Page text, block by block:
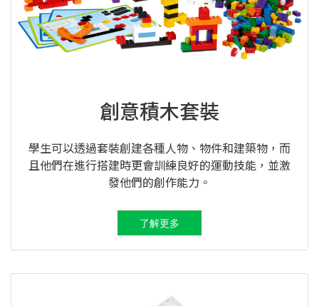
創意積木套裝
學生可以透過套裝創建各種人物、物件和建築物，而
且他們在進行搭建時更會訓練良好的運動技能，並激
發他們的創作能力。
了解更多